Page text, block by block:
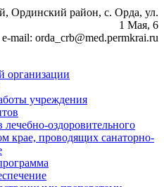
Ординский район, с. Орда, ул.
1 Мая, 6
e-mail: orda_crb@med.permkrai.ru
организации
учреждения
лечебно-оздоровительного
крае, проводящих санаторно-